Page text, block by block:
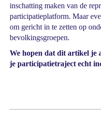
inschatting maken van de
participatieplatform. Maar
om gericht in te zetten op
bevolkingsgroepen.
We hopen dat dit artikel je
je participatietraject echt